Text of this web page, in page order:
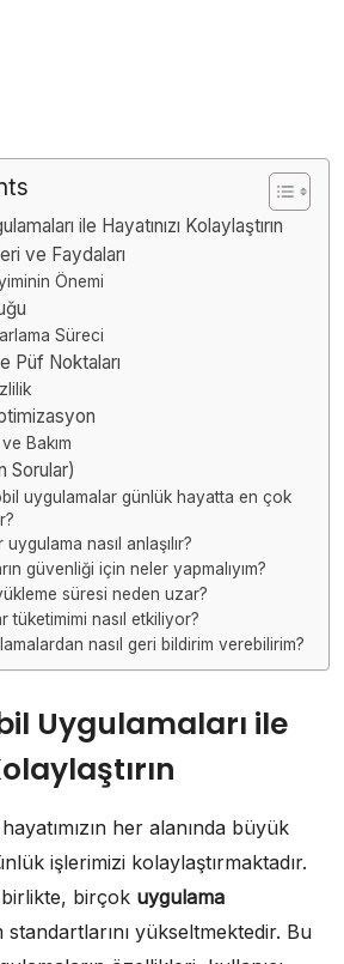
ile Hayatınızı Kolaylaştırın
ve Faydaları
Önemi
Süreci
Püf Noktaları
Bakım
Sorular)
uygulamalar günlük hayatta en çok
nasıl anlaşılır?
güvenliği için neler yapmalıyım?
süresi neden uzar?
tüketimimi nasıl etkiliyor?
nasıl geri bildirim verebilirim?
Uygulamaları ile
her alanında büyük
işlerimizi kolaylaştırmaktadır.
birçok uygulama
standartlarını yükseltmektedir. Bu